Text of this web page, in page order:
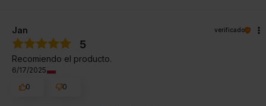
Jan verificado
5
Recomiendo el producto.
6/17/2025
0
0